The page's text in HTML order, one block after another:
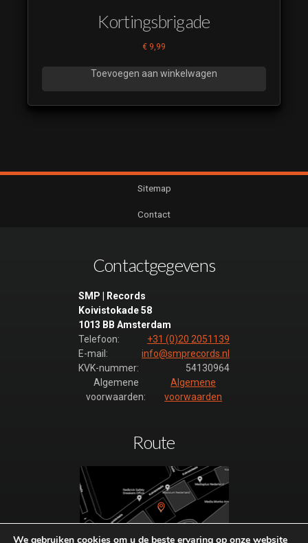
Kortingsbrigade
€ 9,99
Toevoegen aan winkelwagen
Sitemap
Contact
Contactgegevens
SMP | Records
Koivistokade 58
1013 BB Amsterdam
Telefoon:
+31 (0)20 2051139
E-mail:
info@smprecords.nl
KVK-nummer:
54130964
Algemene
voorwaarden:
Algemene
voorwaarden
Route
We gebruiken cookies om u de beste ervaring op onze website